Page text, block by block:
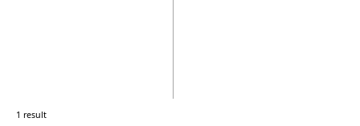
1 result